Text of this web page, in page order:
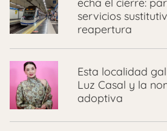
servicios
reapertura
Esta localidad
Luz Casal y la
adoptiva